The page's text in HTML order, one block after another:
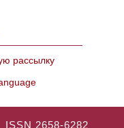
рассылку
ISSN 2658-6282